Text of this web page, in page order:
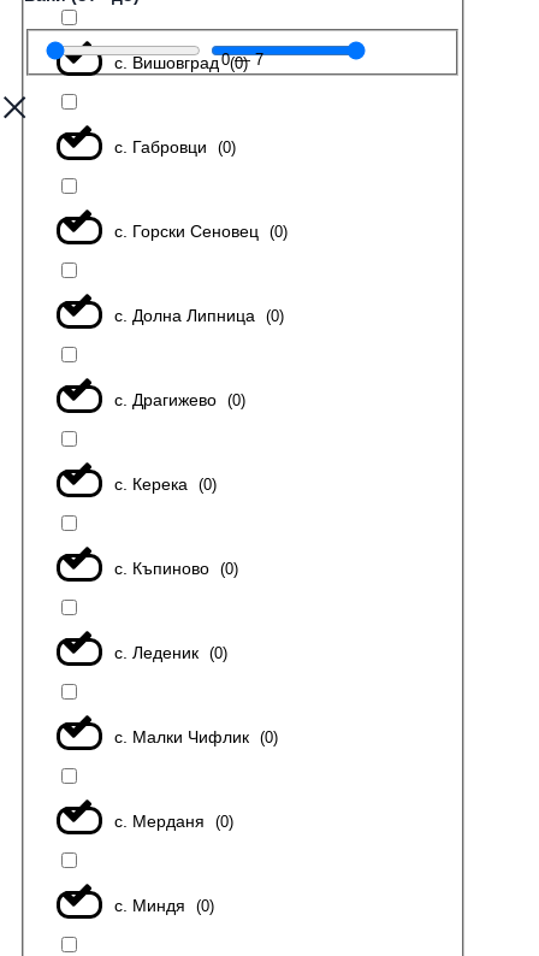
с. Вишовград (0)
с. Габровци (0)
с. Горски Сеновец (0)
с. Долна Липница (0)
с. Драгижево (0)
с. Керека (0)
с. Къпиново (0)
с. Леденик (0)
с. Малки Чифлик (0)
с. Мерданя (0)
с. Миндя (0)
0—7